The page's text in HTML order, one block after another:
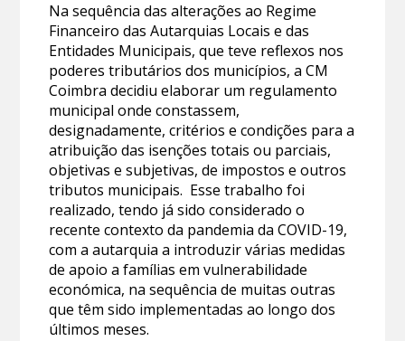
Na sequência das alterações ao Regime
Financeiro das Autarquias Locais e das
Entidades Municipais, que teve reflexos nos
poderes tributários dos municípios, a CM
Coimbra decidiu elaborar um regulamento
municipal onde constassem,
designadamente, critérios e condições para a
atribuição das isenções totais ou parciais,
objetivas e subjetivas, de impostos e outros
tributos municipais. Esse trabalho foi
realizado, tendo já sido considerado o
recente contexto da pandemia da COVID-19,
com a autarquia a introduzir várias medidas
de apoio a famílias em vulnerabilidade
económica, na sequência de muitas outras
que têm sido implementadas ao longo dos
últimos meses.